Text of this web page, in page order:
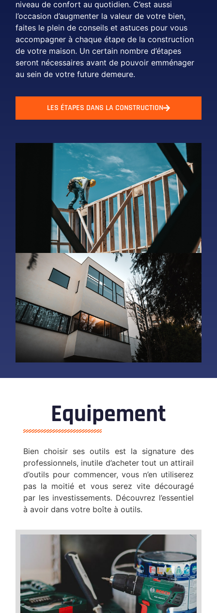
niveau de confort au quotidien. C’est aussi
l’occasion d’augmenter la valeur de votre bien,
faites le plein de conseils et astuces pour vous
accompagner à chaque étape de la construction
de votre maison. Un certain nombre d’étapes
seront nécessaires avant de pouvoir emménager
au sein de votre future demeure.
LES ÉTAPES DANS LA CONSTRUCTION
Equipement
Bien choisir ses outils est la signature des
professionnels, inutile d’acheter tout un attirail
d’outils pour commencer, vous n’en utiliserez
pas la moitié et vous serez vite découragé
par les investissements. Découvrez l’essentiel
à avoir dans votre boîte à outils.